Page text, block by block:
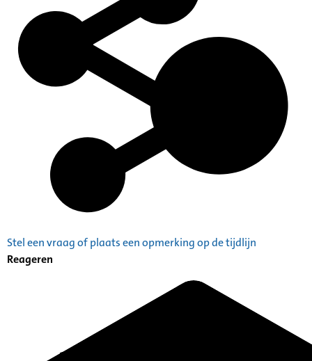
Stel een vraag of plaats een opmerking op de tijdlijn
Reageren